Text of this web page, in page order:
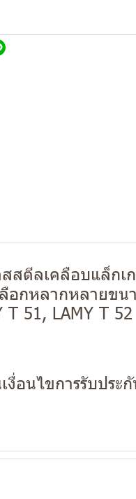
สตีลเคลือบแล็กเ
อกหลากหลายขน
51, LAMY T
อนไขการรับประ